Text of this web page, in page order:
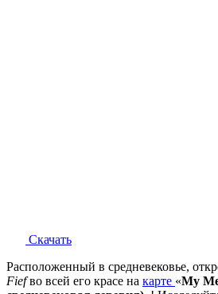
Скачать
Расположенный в средневековье,
Fiefво всей его красе на карте «My